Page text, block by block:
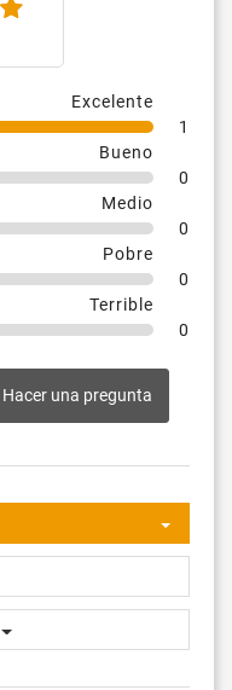
Excelente
1
Bueno
0
Medio
0
Pobre
0
Terrible
0
Hacer una pregunta